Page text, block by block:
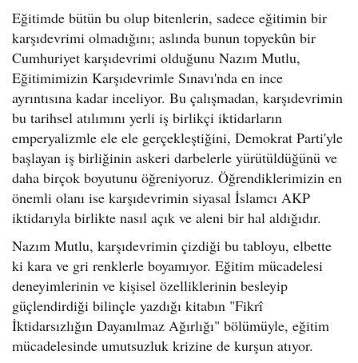
Eğitimde bütün bu olup bitenlerin, sadece eğitimin bir
karşıdevrimi olmadığını; aslında bunun topyekûn bir
Cumhuriyet karşıdevrimi olduğunu Nazım Mutlu,
Eğitimimizin Karşıdevrimle Sınavı'nda en ince
ayrıntısına kadar inceliyor. Bu çalışmadan, karşıdevrimin
bu tarihsel atılımını yerli iş birlikçi iktidarların
emperyalizmle ele ele gerçekleştiğini, Demokrat Parti'yle
başlayan iş birliğinin askeri darbelerle yürütüldüğünü ve
daha birçok boyutunu öğreniyoruz. Öğrendiklerimizin en
önemli olanı ise karşıdevrimin siyasal İslamcı AKP
iktidarıyla birlikte nasıl açık ve aleni bir hal aldığıdır.
Nazım Mutlu, karşıdevrimin çizdiği bu tabloyu, elbette
ki kara ve gri renklerle boyamıyor. Eğitim mücadelesi
deneyimlerinin ve kişisel özelliklerinin besleyip
güçlendirdiği bilinçle yazdığı kitabın "Fikrî
İktidarsızlığın Dayanılmaz Ağırlığı" bölümüyle, eğitim
mücadelesinde umutsuzluk krizine de kurşun atıyor.